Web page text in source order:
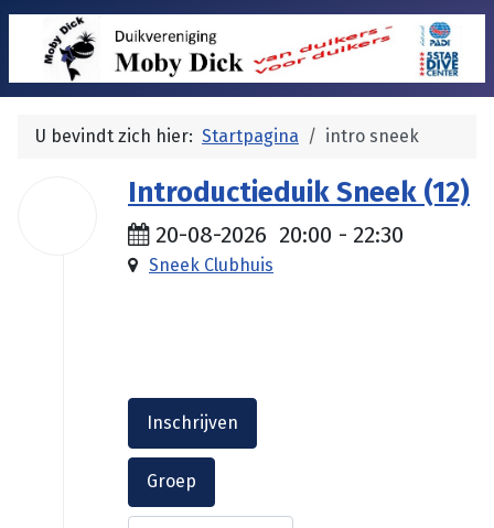
U bevindt zich hier: Startpagina intro sneek
Introductieduik Sneek (12)
20-08-2026 20:00 - 22:30
Sneek Clubhuis
Inschrijven
Groep